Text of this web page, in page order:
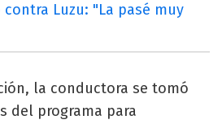
Luzu: "La pasé muy
la conductora se tomó
del programa para